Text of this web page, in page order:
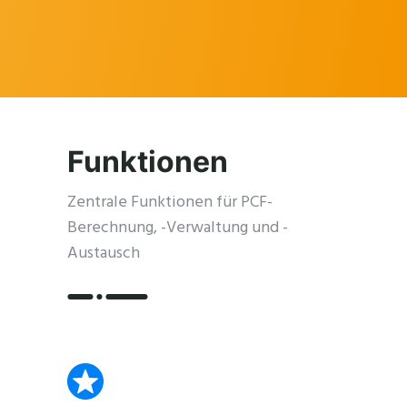
Funktionen
Zentrale Funktionen für PCF-
Berechnung, -Verwaltung und -
Austausch